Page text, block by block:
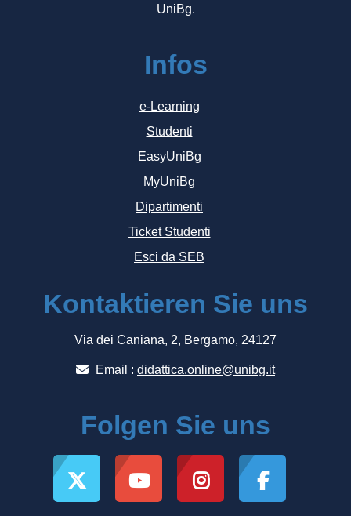
UniBg.
Infos
e-Learning
Studenti
EasyUniBg
MyUniBg
Dipartimenti
Ticket Studenti
Esci da SEB
Kontaktieren Sie uns
Via dei Caniana, 2, Bergamo, 24127
Email : didattica.online@unibg.it
Folgen Sie uns